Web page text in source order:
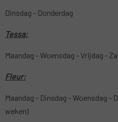
Dinsdag - Donderdag
Tessa:
Maandag - Woensdag - Vrijdag -
Fleur:
Maandag - Dinsdag - Woensdag -
weken)